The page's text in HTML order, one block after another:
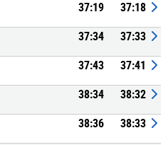
37:19 37:18
37:34 37:33
37:43 37:41
38:34 38:32
38:36 38:33